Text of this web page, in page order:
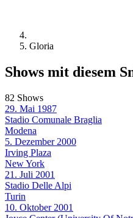
Gloria
Shows mit diesem
82 Shows
29. Mai 1987
Stadio Comunale Braglia
Modena
5. Dezember 2000
Irving Plaza
New York
21. Juli 2001
Stadio Delle Alpi
Turin
10. Oktober 2001